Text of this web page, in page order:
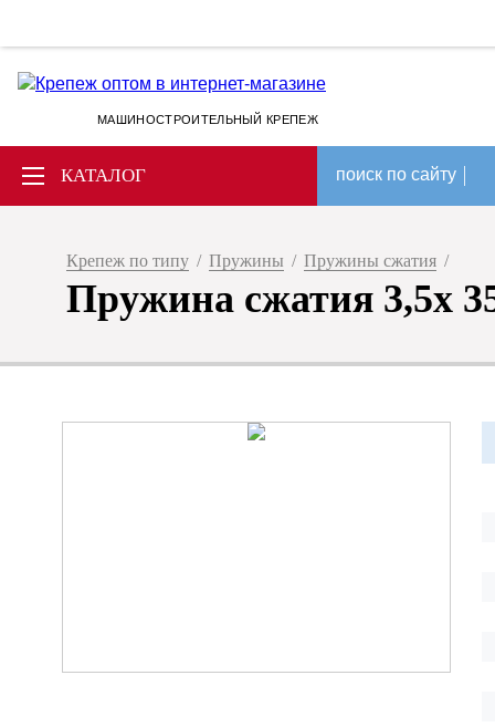
МАШИНОСТРОИТЕЛЬНЫЙ КРЕПЕЖ
КАТАЛОГ поиск по сайту
Крепеж по типу / Пружины / Пружины сжатия /
Пружина сжатия 3,5x